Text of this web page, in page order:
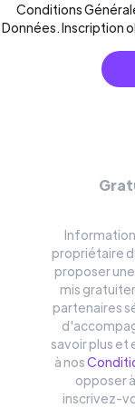
Conditions
Données. Inscription
propriétaire
proposer
mis
partenaires
savoir plus et
à nos
opposer
inscrivez-